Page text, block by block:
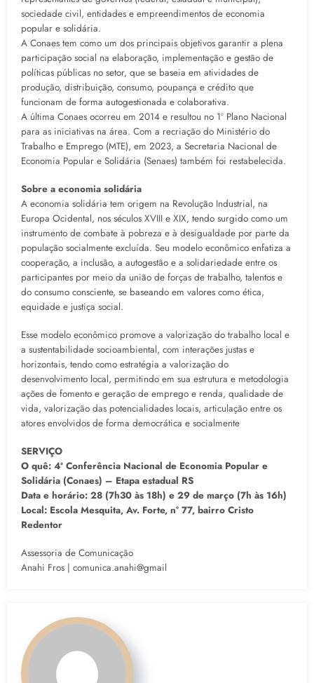
sociedade civil, entidades e empreendimentos de economia
popular e solidária.
A Conaes tem como um dos principais objetivos garantir a plena
participação social na elaboração, implementação e gestão de
políticas públicas no setor, que se baseia em atividades de
produção, distribuição, consumo, poupança e crédito que
funcionam de forma autogestionada e colaborativa.
A última Conaes ocorreu em 2014 e resultou no 1º Plano Nacional
para as iniciativas na área. Com a recriação do Ministério do
Trabalho e Emprego (MTE), em 2023, a Secretaria Nacional de
Economia Popular e Solidária (Senaes) também foi restabelecida.
Sobre a economia solidária
A economia solidária tem origem na Revolução Industrial, na
Europa Ocidental, nos séculos XVIII e XIX, tendo surgido como um
instrumento de combate à pobreza e à desigualdade por parte da
população socialmente excluída. Seu modelo econômico enfatiza a
cooperação, a inclusão, a autogestão e a solidariedade entre os
participantes por meio da união de forças de trabalho, talentos e
do consumo consciente, se baseando em valores como ética,
equidade e justiça social.
Esse modelo econômico promove a valorização do trabalho local e
a sustentabilidade socioambiental, com interações justas e
horizontais, tendo como estratégia a valorização do
desenvolvimento local, permitindo em sua estrutura e metodologia
ações de fomento e geração de emprego e renda, qualidade de
vida, valorização das potencialidades locais, articulação entre os
atores envolvidos de forma democrática e socialmente
SERVIÇO
O quê: 4ª Conferência Nacional de Economia Popular e
Solidária (Conaes) – Etapa estadual RS
Data e horário: 28 (7h30 às 18h) e 29 de março (7h às 16h)
Local: Escola Mesquita, Av. Forte, n° 77, bairro Cristo
Redentor
Assessoria de Comunicação
Anahi Fros | comunica.anahi@gmail